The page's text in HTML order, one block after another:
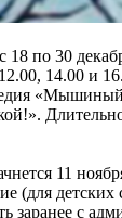
по 30
14.00 и
«Мышиный
11
(для детских
заранее с